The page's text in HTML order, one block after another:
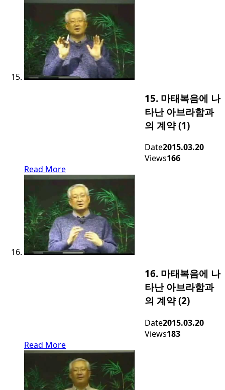
15. 마태복음에 나
타난 아브라함과
의 계약 (1)
Date2015.03.20
Views166
Read More
16. 마태복음에 나
타난 아브라함과
의 계약 (2)
Date2015.03.20
Views183
Read More